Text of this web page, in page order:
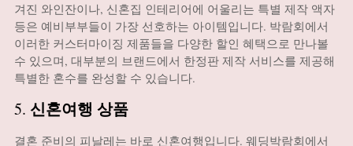
겨진 와인잔이나, 신혼집 인테리어에 어울리는 특별 제작 액자
등은 예비부부들이 가장 선호하는 아이템입니다. 박람회에서
이러한 커스터마이징 제품들을 다양한 할인 혜택으로 만나볼
수 있으며, 대부분의 브랜드에서 한정판 제작 서비스를 제공해
특별한 혼수를 완성할 수 있습니다.
5. 신혼여행 상품
결혼 준비의 피날레는 바로 신혼여행입니다. 웨딩박람회에서